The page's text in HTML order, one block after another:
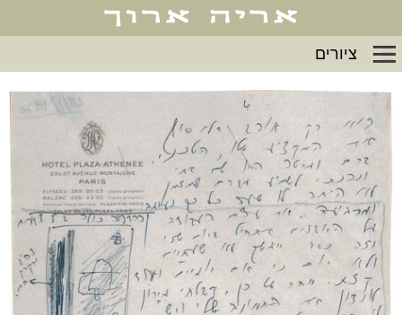
ציורים